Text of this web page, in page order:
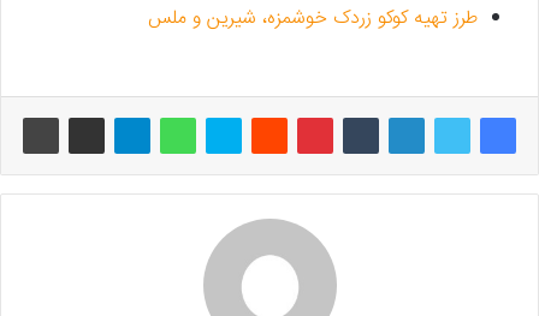
طرز تهیه کوکو زردک خوشمزه، شیرین و ملس